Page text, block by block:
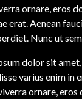
ornare, eros
erat. Aenean
Nunc ut
dolor sit
varius enim in
ornare,